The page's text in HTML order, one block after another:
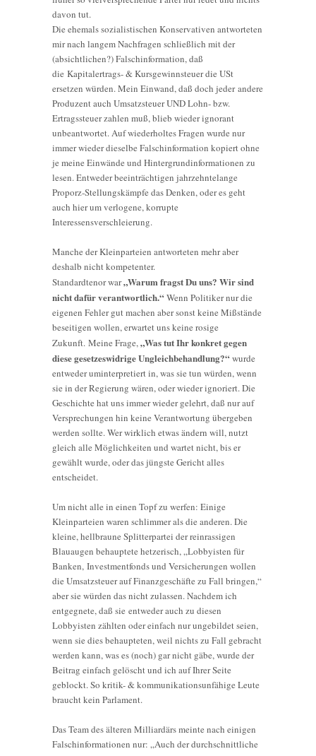
davon tut.
Die ehemals sozialistischen Konservativen antworteten
mir nach langem Nachfragen schließlich mit der
(absichtlichen?) Falschinformation, daß
die Kapitalertrags- & Kursgewinnsteuer die USt
ersetzen würden. Mein Einwand, daß doch jeder andere
Produzent auch Umsatzsteuer UND Lohn- bzw.
Ertragssteuer zahlen muß, blieb wieder ignorant
unbeantwortet. Auf wiederholtes Fragen wurde nur
immer wieder dieselbe Falschinformation kopiert ohne
je meine Einwände und Hintergrundinformationen zu
lesen. Entweder beeinträchtigen jahrzehntelange
Proporz-Stellungskämpfe das Denken, oder es geht
auch hier um verlogene, korrupte
Interessensverschleierung.
Manche der Kleinparteien antworteten mehr aber
deshalb nicht kompetenter.
Standardtenor war„Warum fragst Du uns? Wir sind
nicht dafür verantwortlich.“ Wenn Politiker nur die
eigenen Fehler gut machen aber sonst keine Mißstände
beseitigen wollen, erwartet uns keine rosige
Zukunft. Meine Frage,„Was tut Ihr konkret gegen
diese gesetzeswidrige Ungleichbehandlung?“ wurde
entweder uminterpretiert in, was sie tun würden, wenn
sie in der Regierung wären, oder wieder ignoriert. Die
Geschichte hat uns immer wieder gelehrt, daß nur auf
Versprechungen hin keine Verantwortung übergeben
werden sollte. Wer wirklich etwas ändern will, nutzt
gleich alle Möglichkeiten und wartet nicht, bis er
gewählt wurde, oder das jüngste Gericht alles
entscheidet.
Um nicht alle in einen Topf zu werfen: Einige
Kleinparteien waren schlimmer als die anderen. Die
kleine, hellbraune Splitterpartei der reinrassigen
Blauaugen behauptete hetzerisch, „Lobbyisten für
Banken, Investmentfonds und Versicherungen wollen
die Umsatzsteuer auf Finanzgeschäfte zu Fall bringen,“
aber sie würden das nicht zulassen. Nachdem ich
entgegnete, daß sie entweder auch zu diesen
Lobbyisten zählten oder einfach nur ungebildet seien,
wenn sie dies behaupteten, weil nichts zu Fall gebracht
werden kann, was es (noch) gar nicht gäbe, wurde der
Beitrag einfach gelöscht und ich auf Ihrer Seite
geblockt. So kritik- & kommunikationsunfähige Leute
braucht kein Parlament.
Das Team des älteren Milliardärs meinte nach einigen
Falschinformationen nur: „Auch der durchschnittliche